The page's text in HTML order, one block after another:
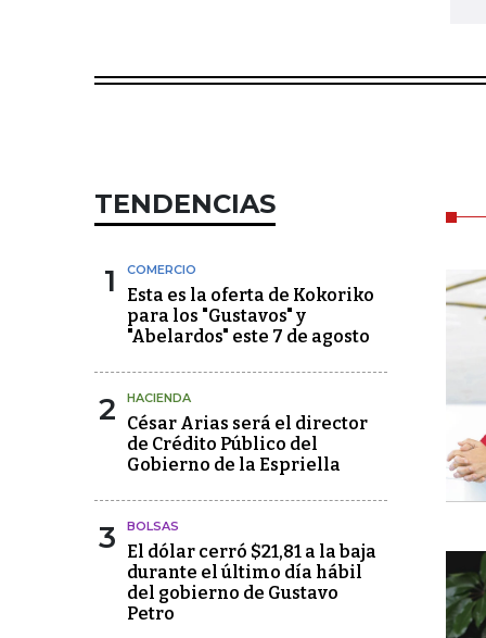
TENDENCIAS
1 COMERCIO
Esta es la oferta de Kokoriko
para los "Gustavos" y
"Abelardos" este 7 de agosto
2 HACIENDA
César Arias será el director
de Crédito Público del
Gobierno de la Espriella
3 BOLSAS
El dólar cerró $21,81 a la baja
durante el último día hábil
del gobierno de Gustavo
Petro